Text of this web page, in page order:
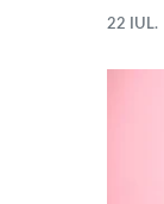
22 IUL.